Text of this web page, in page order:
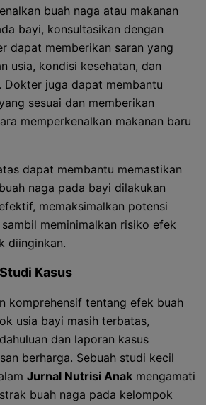
buah naga atau makanan
bayi, konsultasikan dengan
dapat memberikan saran yang
usia, kondisi kesehatan, dan
juga dapat membantu
sesuai dan memberikan
memperkenalkan makanan baru
dapat membantu memastikan
naga pada bayi dilakukan
memaksimalkan potensi
meminimalkan risiko efek
diinginkan.
Kasus
komprehensif tentang efek buah
usia bayi masih terbatas,
dan laporan kasus
berharga. Sebuah studi kecil
Jurnal Nutrisi Anak mengamati
buah naga pada kelompok